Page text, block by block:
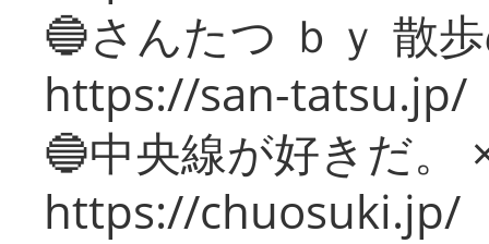
🔵さんたつ ｂｙ 散
https://san-tatsu.jp/
🔵中央線が好きだ。
https://chuosuki.jp/